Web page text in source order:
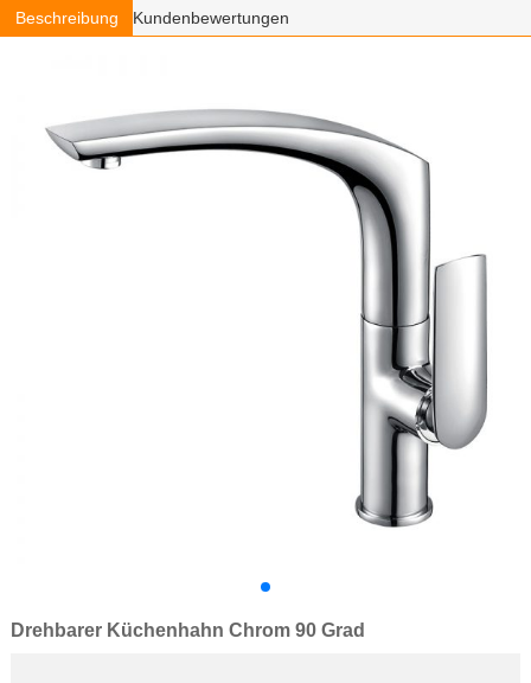
Drehbarer Küchenhahn Chrom 90 Grad
Beschreibung Kundenbewertungen